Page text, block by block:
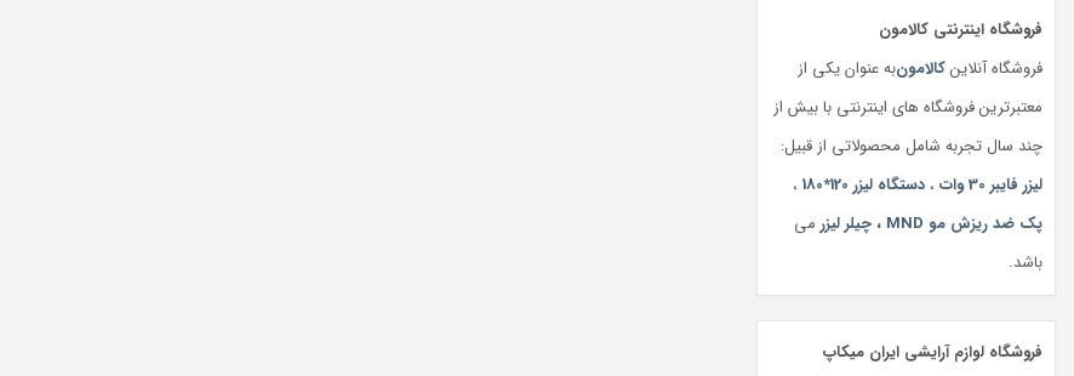
فروشگاه اینترنتی کالامون
فروشگاه آنلاینکالامونبه عنوان یکی از
معتبرترین فروشگاه های اینترنتی با بیش از
چند سال تجربه شامل محصولاتی از قبیل:
لیزر فایبر 30 وات
، دستگاه لیزر 120*180
،
پک ضد ریزش مو MND
، چیلر لیزر می
باشد.
فروشگاه لوازم آرایشی ایران میکاپ